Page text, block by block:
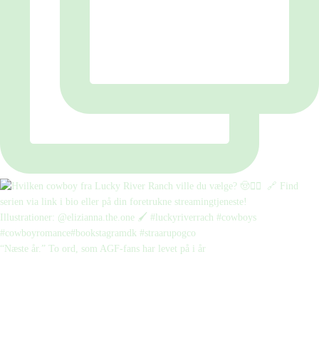
“Næste år.” To ord, som AGF-fans har levet på i år